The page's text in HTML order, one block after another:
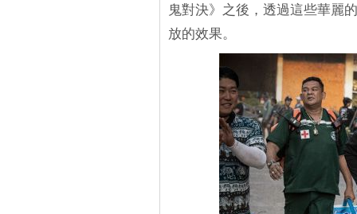
鬼對決》之後，透過這些華麗
放的效果。